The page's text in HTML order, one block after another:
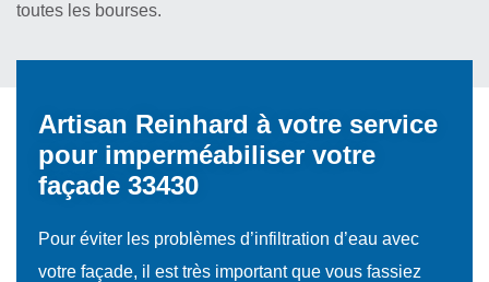
toutes les bourses.
Artisan Reinhard à votre service
pour imperméabiliser votre
façade 33430
Pour éviter les problèmes d’infiltration d’eau avec
votre façade, il est très important que vous fassiez